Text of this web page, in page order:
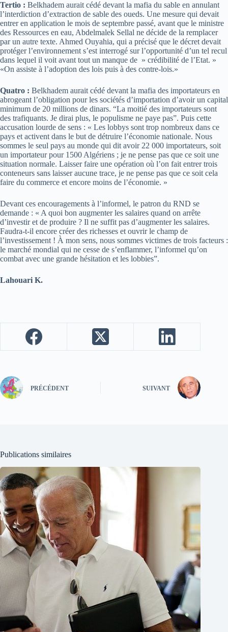
Tertio : Belkhadem aurait cédé devant la mafia du sable en annulant
l’interdiction d’extraction de sable des oueds. Une mesure qui devait
entrer en application le mois de septembre passé, avant que le ministre
des Ressources en eau, Abdelmalek Sellal ne décide de la remplacer
par un autre texte. Ahmed Ouyahia, qui a précisé que le décret devait
protéger l’environnement s’est interrogé sur l’opportunité d’un tel recul
dans lequel il voit avant tout un manque de » crédibilité de l’Etat. »
«On assiste à l’adoption des lois puis à des contre-lois.»
Quatro : Belkhadem aurait cédé devant la mafia des importateurs en
abrogeant l’obligation pour les sociétés d’importation d’avoir un capital
minimum de 20 millions de dinars. “La moitié des importateurs sont
des trafiquants. Je dirai plus, le populisme ne paye pas”. Puis cette
accusation lourde de sens : « Les lobbys sont trop nombreux dans ce
pays et activent dans le but de détruire l’économie nationale. Nous
sommes le seul pays au monde qui dit avoir 22 000 importateurs, soit
un importateur pour 1500 Algériens ; je ne pense pas que ce soit une
situation normale. Laisser faire une opération où l’on fait entrer trois
conteneurs sans laisser aucune trace, je ne pense pas que ce soit cela
faire du commerce et encore moins de l’économie. »
Devant ces encouragements à l’informel, le patron du RND se
demande : « A quoi bon augmenter les salaires quand on arrête
d’investir et de produire ? Il ne suffit pas d’augmenter les salaires.
Faudra-t-il encore créer des richesses et ouvrir le champ de
l’investissement ! À mon sens, nous sommes victimes de trois facteurs :
le marché mondial qui ne cesse de s’enflammer, l’informel qu’on
combat avec une grande hésitation et les lobbies”.
Lahouari K.
PRÉCÉDENT SUIVANT
Publications similaires